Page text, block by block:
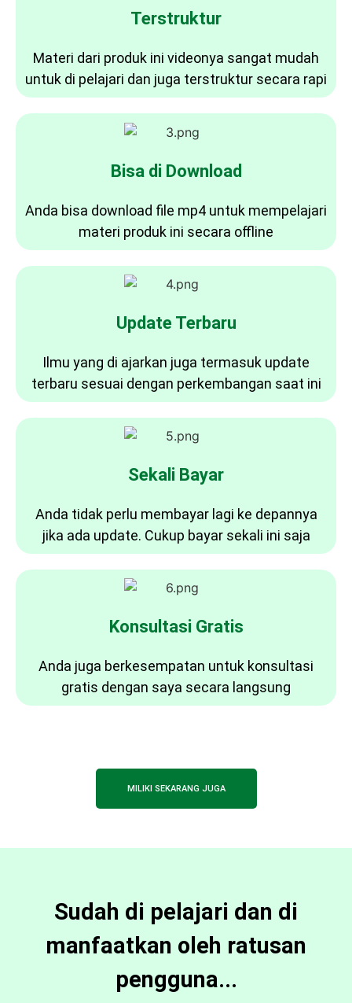
Terstruktur
Materi dari produk ini videonya sangat mudah
untuk di pelajari dan juga terstruktur secara rapi
Bisa di Download
Anda bisa download file mp4 untuk mempelajari
materi produk ini secara offline
Update Terbaru
Ilmu yang di ajarkan juga termasuk update
terbaru sesuai dengan perkembangan saat ini
Sekali Bayar
Anda tidak perlu membayar lagi ke depannya
jika ada update. Cukup bayar sekali ini saja
Konsultasi Gratis
Anda juga berkesempatan untuk konsultasi
gratis dengan saya secara langsung
MILIKI SEKARANG JUGA
Sudah di pelajari dan di
manfaatkan oleh ratusan
pengguna...